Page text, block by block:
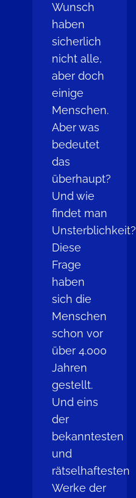
Wunsch
haben
sicherlich
nicht alle,
aber doch
einige
Menschen.
Aber was
bedeutet
das
überhaupt?
Und wie
findet man
Unsterblichkeit?
Diese
Frage
haben
sich die
Menschen
schon vor
über 4.000
Jahren
gestellt.
Und eins
der
bekanntesten
und
rätselhaftesten
Werke der